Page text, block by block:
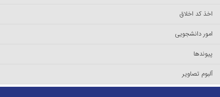
اخذ کد اخلاق
امور دانشجویی
پیوندها
آلبوم تصاویر